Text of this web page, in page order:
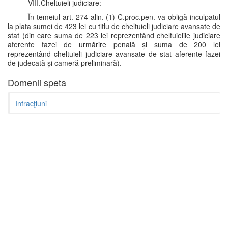
VIII.Cheltuieli judiciare:
În temeiul art. 274 alin. (1) C.proc.pen. va obligă inculpatul
la plata sumei de 423 lei cu titlu de cheltuieli judiciare avansate de
stat (din care suma de 223 lei reprezentând cheltuielile judiciare
aferente fazei de urmărire penală și suma de 200 lei
reprezentând cheltuieli judiciare avansate de stat aferente fazei
de judecată și cameră preliminară).
Domenii speta
Infracţiuni